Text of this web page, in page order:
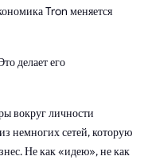
Tron меняется
делает его
вокруг личности
немногих сетей, которую
Не как «идею», не как